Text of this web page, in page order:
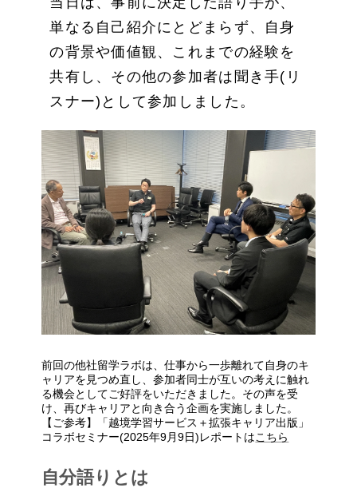
単なる自己紹介にとどまらず、自身
の背景や価値観、これまでの経験を
共有し、その他の参加者は聞き手(リ
スナー)として参加しました。
前回の他社留学ラボは、仕事から一歩離れて自身のキ
ャリアを見つめ直し、参加者同士が互いの考えに触れ
る機会としてご好評をいただきました。その声を受
け、再びキャリアと向き合う企画を実施しました。
【ご参考】「越境学習サービス＋拡張キャリア出版」
コラボセミナー(2025年9月9日)レポートはこちら
自分語りとは